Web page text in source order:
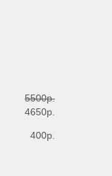
5500р.
4650р.
400р.